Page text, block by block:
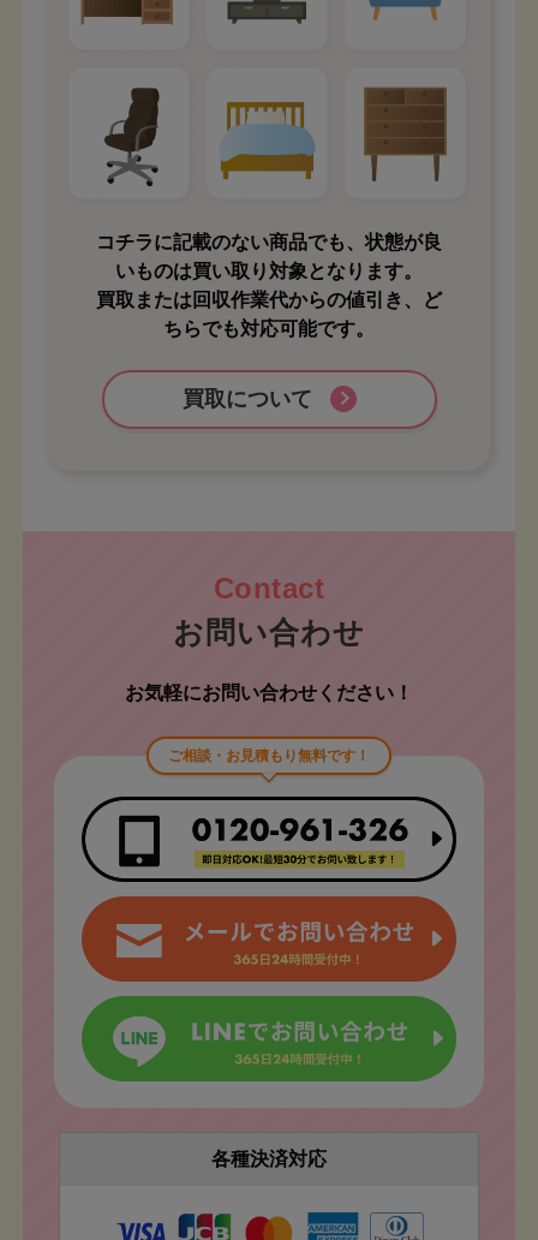
コチラに記載のない商品でも、状態が良
いものは買い取り対象となります。
買取または回収作業代からの値引き、ど
ちらでも対応可能です。
買取について
お問い合わせ
お気軽にお問い合わせください！
ご相談・お見積もり無料です！
各種決済対応